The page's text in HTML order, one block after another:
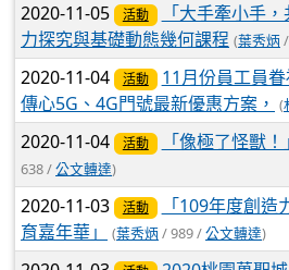
2020-11-05 活動
「大手牽小手
力探究與基礎動態幾何課程 (葉秀炳
2020-11-04 活動
11月份員工員
傳心5G、4G門號最新優惠方案， (
2020-11-04 活動 「像極了怪獸
638 /公文轉達)
2020-11-03 活動
「109年度創
育嘉年華」
(葉秀炳/ 989 /公文轉達)